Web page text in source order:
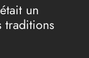
un
traditions